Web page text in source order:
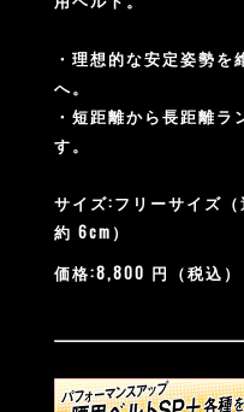
・理想的な安定姿勢を
へ。
・短距離から⾧距離ラ
す。
サイズ:フリーサイズ
約 6cm）
価格:8,800 円（税込）